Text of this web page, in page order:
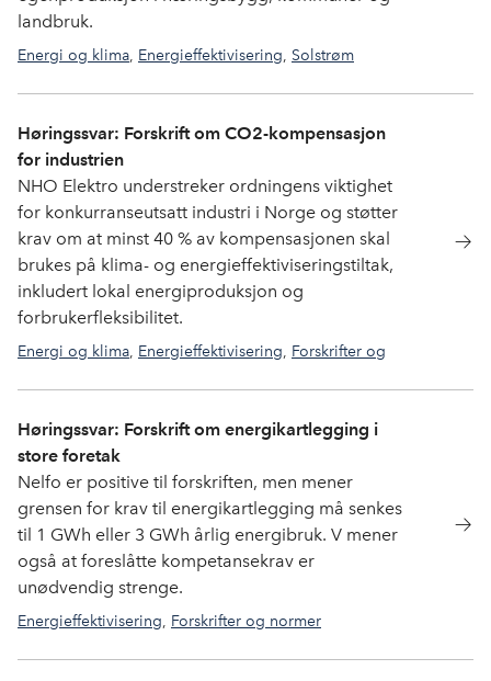
landbruk.
Energi og klima, Energieffektivisering, Solstrøm
Høringssvar: Forskrift om CO2-kompensasjon
for industrien
NHO Elektro understreker ordningens viktighet
for konkurranseutsatt industri i Norge og støtter
krav om at minst 40 % av kompensasjonen skal
brukes på klima- og energieffektiviseringstiltak,
inkludert lokal energiproduksjon og
forbrukerfleksibilitet.
Energi og klima, Energieffektivisering, Forskrifter og
Høringssvar: Forskrift om energikartlegging i
store foretak
Nelfo er positive til forskriften, men mener
grensen for krav til energikartlegging må senkes
til 1 GWh eller 3 GWh årlig energibruk. V mener
også at foreslåtte kompetansekrav er
unødvendig strenge.
Energieffektivisering, Forskrifter og normer